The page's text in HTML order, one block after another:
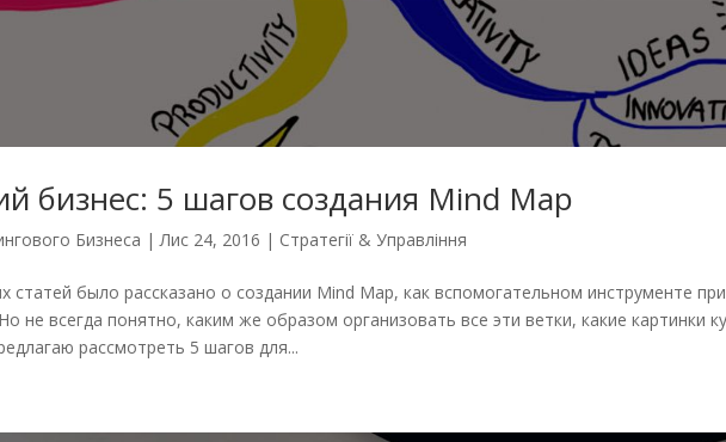
бизнес: 5 шагов создания Mind Map
Бизнеса | Лис 24, 2016 | Стратегії & Управління
статей было рассказано о создании Mind Map, как вспомогательном инструменте при
не всегда понятно, каким же образом организовать все эти ветки, какие картинки
рассмотреть 5 шагов для...